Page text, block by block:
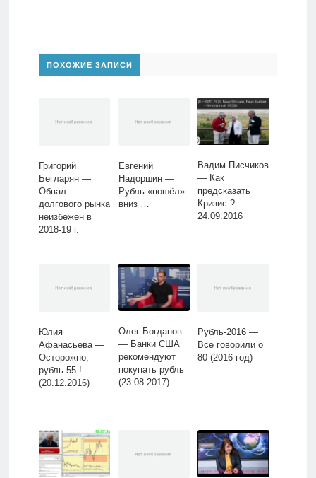
ПОХОЖИЕ ЗАПИСИ
Григорий
Бегларян —
Обвал
долгового рынка
неизбежен в
2018-19 г.
Евгений
Надоршин —
Рубль «пошёл»
вниз …
Вадим Писчиков
— Как
предсказать
Кризис ? —
24.09.2016
Юлия
Афанасьева —
Осторожно,
рубль 55 !
(20.12.2016)
Олег Богданов
— Банки США
рекомендуют
покупать рубль
(23.08.2017)
Рубль-2016 —
Все говорили о
80 (2016 год)